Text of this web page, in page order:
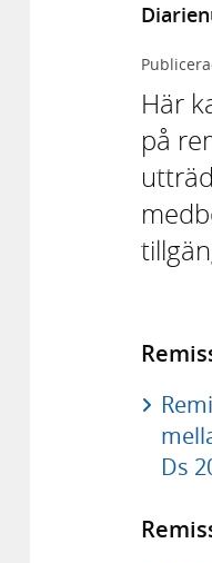
Här
på
Ds